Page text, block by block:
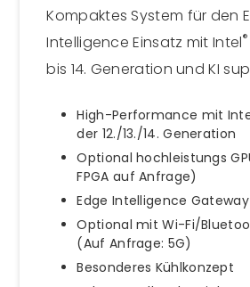
Kompaktes System für den
Intelligence Einsatz mit Intel®
bis 14. Generation und KI
High-Performance mit
der 12./13./14. Generation
Optional hochleistungs
FPGA auf Anfrage)
Edge Intelligence Gateway
Optional mit Wi-Fi/
(Auf Anfrage: 5G)
Besonderes Kühlkonzept